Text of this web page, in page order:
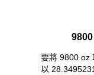
要將 9800 oz
以